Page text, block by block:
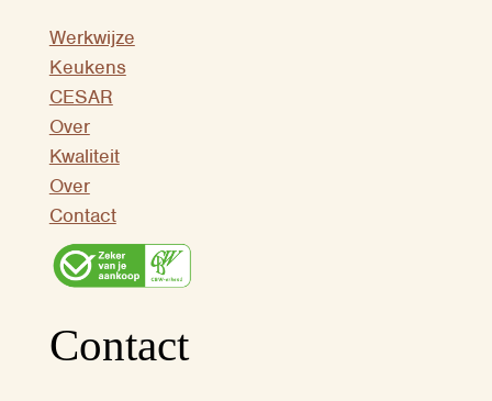
Werkwijze
Keukens
CESAR
Over
Kwaliteit
Over
Contact
Contact